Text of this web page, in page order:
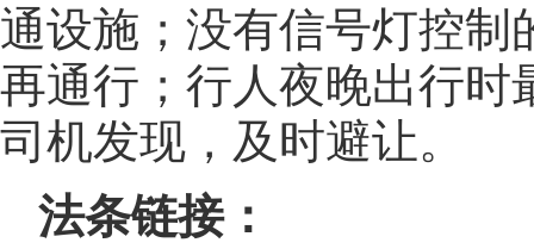
通设施；没有信号灯控制
再通行；行人夜晚出行时
司机发现，及时避让。
法条链接：